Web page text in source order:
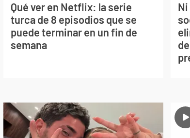
Qué ver en Netflix: la serie
turca de 8 episodios que se
puede terminar en un fin de
semana